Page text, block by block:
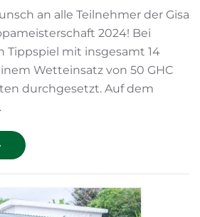
an alle Teilnehmer der Gisa
2024! Bei
Tippspiel mit insgesamt 14
Wetteinsatz von 50 GHC
durchgesetzt. Auf dem